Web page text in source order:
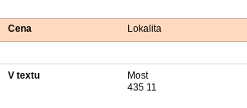
Cena Lokalita
V textu
Most
435 11